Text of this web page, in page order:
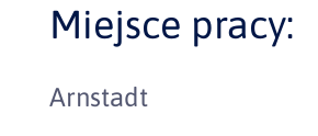
Miejsce pracy:
Arnstadt